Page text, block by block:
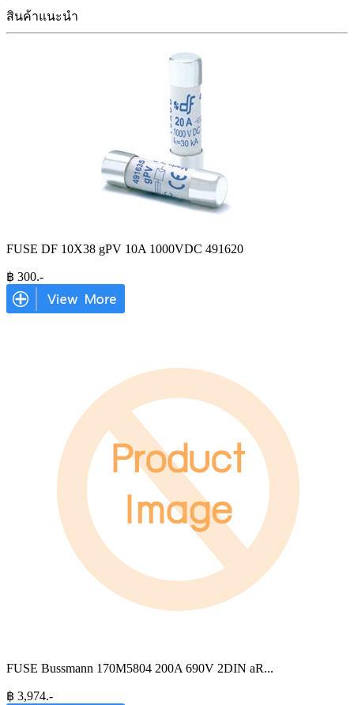
สินค้าแนะนำ
FUSE DF 10X38 gPV 10A 1000VDC 491620
฿ 300.-
FUSE Bussmann 170M5804 200A 690V 2DIN aR...
฿ 3,974.-